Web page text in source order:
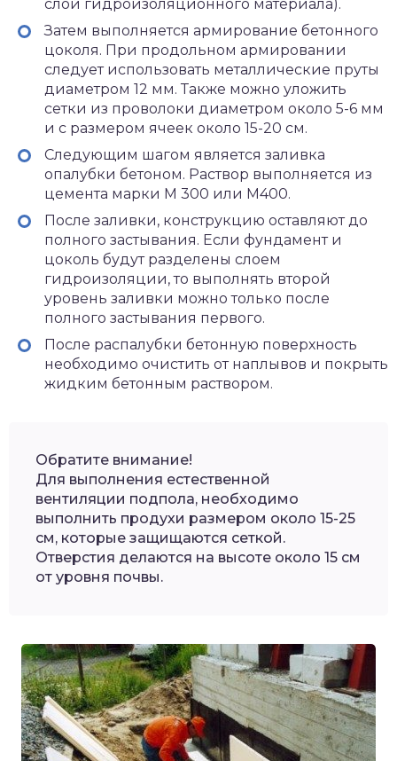
слой гидроизоляционного материала).
Затем выполняется армирование бетонного
цоколя. При продольном армировании
следует использовать металлические пруты
диаметром 12 мм. Также можно уложить
сетки из проволоки диаметром около 5-6 мм
и с размером ячеек около 15-20 см.
Следующим шагом является заливка
опалубки бетоном. Раствор выполняется из
цемента марки М 300 или М400.
После заливки, конструкцию оставляют до
полного застывания. Если фундамент и
цоколь будут разделены слоем
гидроизоляции, то выполнять второй
уровень заливки можно только после
полного застывания первого.
После распалубки бетонную поверхность
необходимо очистить от наплывов и покрыть
жидким бетонным раствором.
Обратите внимание!
Для выполнения естественной
вентиляции подпола, необходимо
выполнить продухи размером около 15-25
см, которые защищаются сеткой.
Отверстия делаются на высоте около 15 см
от уровня почвы.